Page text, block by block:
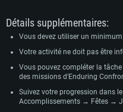
Détails supplémentaires:
Vous devez utiliser un minimum
Votre activité ne doit pas être
Vous pouvez compléter la
des missions d'Enduring
Suivez votre progression dans
Accomplissements → Fêtes →